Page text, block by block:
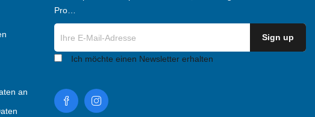
an
Pro…
Ich möchte einen Newsletter erhalten